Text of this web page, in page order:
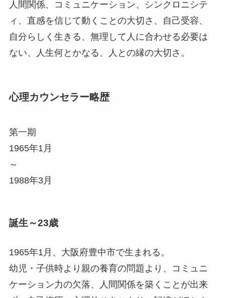
人間関係、コミュニケーション、シンクロニシテ
ィ、直感を信じて動くことの大切さ、自己受容、
自分らしく生きる、無理して人に合わせる必要は
ない、人生何とかなる、人との縁の大切さ。
心理カウンセラー略歴
第一期
1965年1月
～
1988年3月
誕生～23歳
1965年1月、大阪府豊中市で生まれる。
幼児・子供時より親の養育の問題より、コミュニ
ケーション力の欠落、人間関係を築くことが出来